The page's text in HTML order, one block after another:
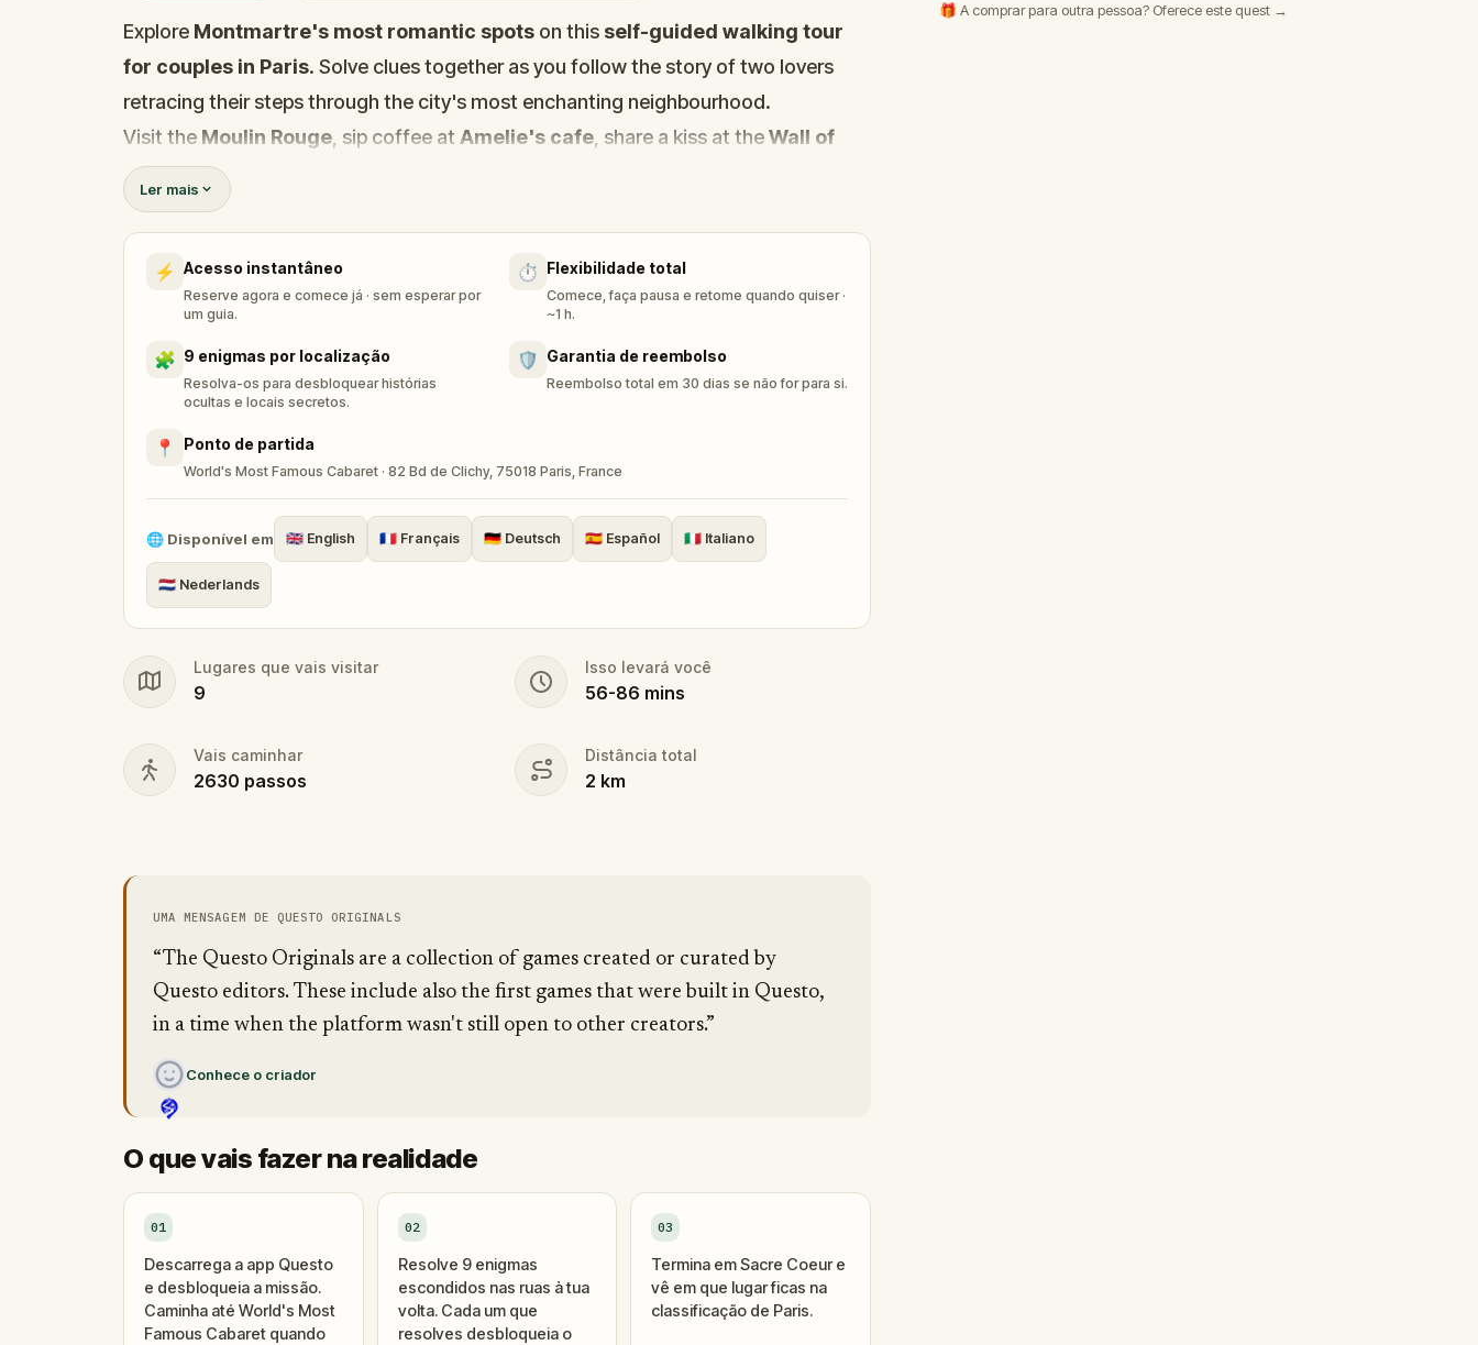
Explore Montmartre's most romantic spots on this self-guided walking tour
for couples in Paris. Solve clues together as you follow the story of two lovers
retracing their steps through the city's most enchanting neighbourhood.
Visit the Moulin Rouge , sip coffee at Amelie's cafe , share a kiss at theWall of
Love (Le Mur des Je t'aime)
Picassoinvented Cubism. Each location holds a puzzle to solve and a love story to
uncover.
Thisromantic Paris experience
is designed for two players who alternate
perspectives, making it the perfect
date idea in Paris
activity in Montmartre. No guide needed. Start atBlanche Metro
own pace, and let the city do the rest.
Picasso's Blue Period, a man trapped in a wall for love, and a declaration written in
unforgettable walk.
Ler mais
⚡ Acesso instantâneo
Reserve agora e comece já · sem esperar por
um guia.
⏱️ Flexibilidade total
Comece, faça pausa e retome quando quiser ·
~1 h.
🧩 9 enigmas por localização
Resolva-os para desbloquear histórias
ocultas e locais secretos.
🛡️ Garantia de reembolso
Reembolso total em 30 dias se não for para si.
📍 Ponto de partida
World's Most Famous Cabaret · 82 Bd de Clichy, 75018 Paris, France
🌐 Disponível em 🇬🇧 English 🇫🇷 Français 🇩🇪 Deutsch 🇪🇸 Español 🇮🇹 Italiano
🇳🇱 Nederlands
Lugares que vais visitar
9
Isso levará você
56-86 mins
Vais caminhar
2630 passos
Distância total
2 km
UMA MENSAGEM DE QUESTO ORIGINALS
“The Questo Originals are a collection of games created or curated by
Questo editors. These include also the first games that were built in Questo,
in a time when the platform wasn't still open to other creators.”
Conhece o criador
O que vais fazer na realidade
01
Descarrega a app Questo
e desbloqueia a missão.
Caminha até World's Most
Famous Cabaret quando
02
Resolve 9 enigmas
escondidos nas ruas à tua
volta. Cada um que
resolves desbloqueia o
03
Termina em Sacre Coeur e
vê em que lugar ficas na
classificação de Paris.
🎁 A comprar para outra pessoa? Oferece este quest →